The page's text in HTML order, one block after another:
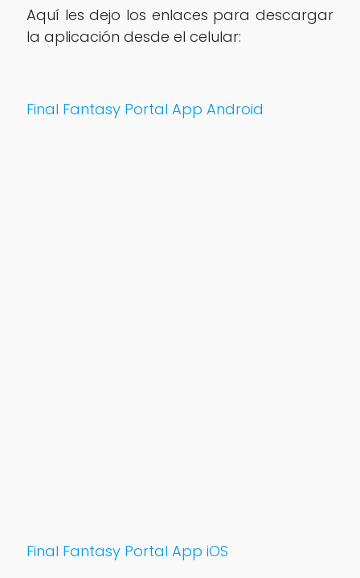
Aquí les dejo los enlaces para descargar
la aplicación desde el celular:
Final Fantasy Portal App Android
Final Fantasy Portal App iOS